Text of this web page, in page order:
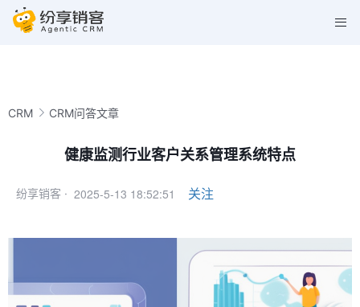
CRM CRM问答文章
健康监测行业客户关系管理系统特点
纷享销客 · 2025-5-13 18:52:51 关注